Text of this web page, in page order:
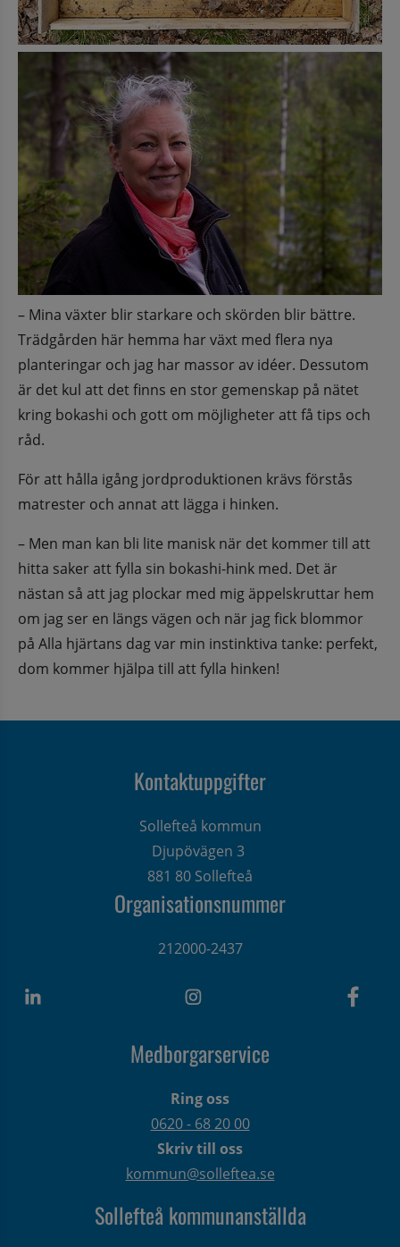
– Mina växter blir starkare och skörden blir bättre.
Trädgården här hemma har växt med flera nya
planteringar och jag har massor av idéer. Dessutom
är det kul att det finns en stor gemenskap på nätet
kring bokashi och gott om möjligheter att få tips och
råd.
För att hålla igång jordproduktionen krävs förstås
matrester och annat att lägga i hinken.
– Men man kan bli lite manisk när det kommer till att
hitta saker att fylla sin bokashi-hink med. Det är
nästan så att jag plockar med mig äppelskruttar hem
om jag ser en längs vägen och när jag fick blommor
på Alla hjärtans dag var min instinktiva tanke: perfekt,
dom kommer hjälpa till att fylla hinken!
Kontaktuppgifter
Sollefteå kommun
Djupövägen 3
881 80 Sollefteå
Organisationsnummer
212000-2437
Medborgarservice
Ring oss
0620 - 68 20 00
Skriv till oss
kommun@solleftea.se
Sollefteå kommunanställda